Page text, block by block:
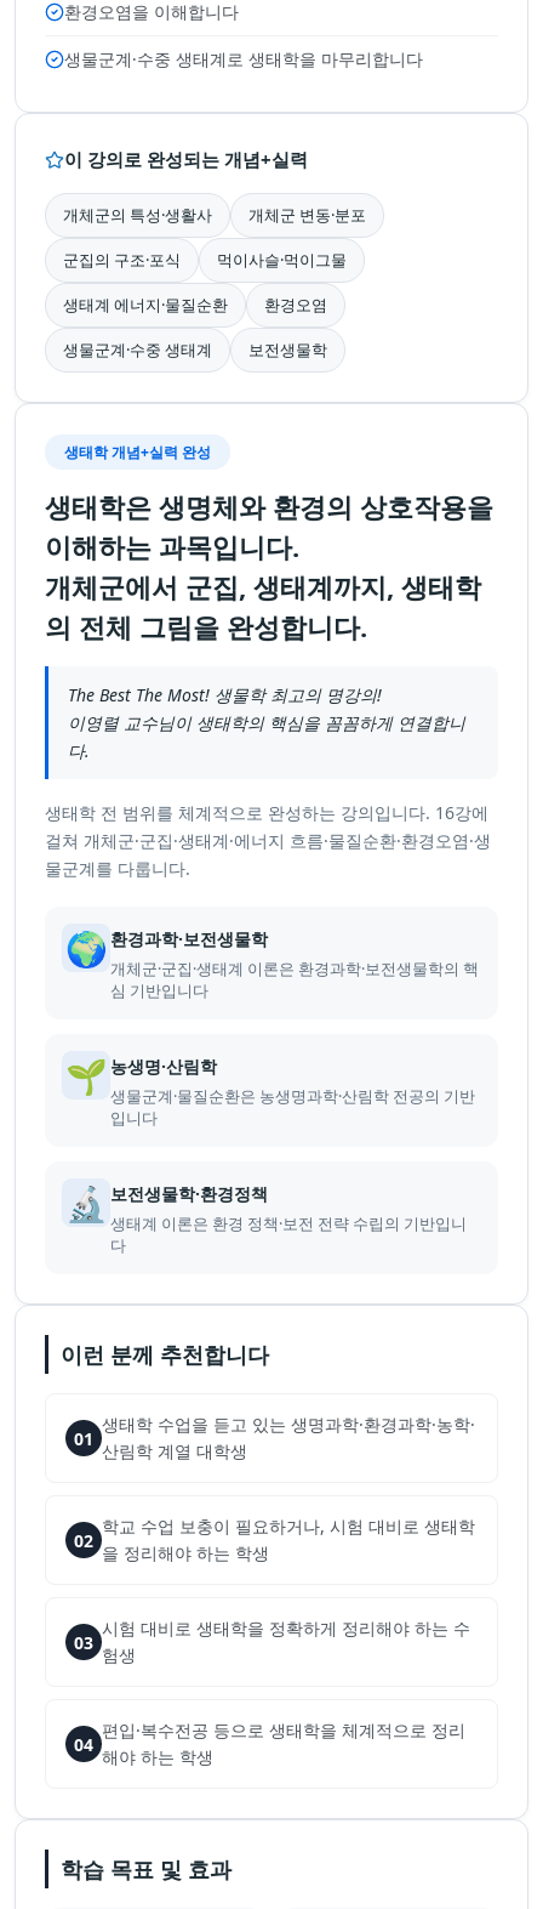
환경오염을 이해합니다
생물군계·수중 생태계로 생태학을 마무리합니다
이 강의로 완성되는 개념+실력
개체군의 특성·생활사 개체군 변동·분포
군집의 구조·포식 먹이사슬·먹이그물
생태계 에너지·물질순환 환경오염
생물군계·수중 생태계 보전생물학
생태학 개념+실력 완성
생태학은 생명체와 환경의 상호작용을
이해하는 과목입니다.
개체군에서 군집, 생태계까지, 생태학
의 전체 그림을 완성합니다.
The Best The Most! 생물학 최고의 명강의!
이영렬 교수님이 생태학의 핵심을 꼼꼼하게 연결합니
다.
생태학 전 범위를 체계적으로 완성하는 강의입니다. 16강에
걸쳐 개체군·군집·생태계·에너지 흐름·물질순환·환경오염·생
물군계를 다룹니다.
🌍 환경과학·보전생물학
개체군·군집·생태계 이론은 환경과학·보전생물학의 핵
심 기반입니다
🌱 농생명·산림학
생물군계·물질순환은 농생명과학·산림학 전공의 기반
입니다
🔬 보전생물학·환경정책
생태계 이론은 환경 정책·보전 전략 수립의 기반입니
다
이런 분께 추천합니다
01
생태학 수업을 듣고 있는 생명과학·환경과학·농학·
산림학 계열 대학생
02
학교 수업 보충이 필요하거나, 시험 대비로 생태학
을 정리해야 하는 학생
03
시험 대비로 생태학을 정확하게 정리해야 하는 수
험생
04
편입·복수전공 등으로 생태학을 체계적으로 정리
해야 하는 학생
학습 목표 및 효과